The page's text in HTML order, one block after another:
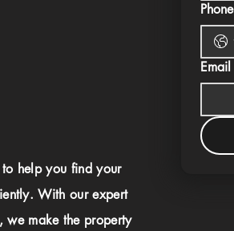
to help you find your
With our expert
we make the property
Phone
Email